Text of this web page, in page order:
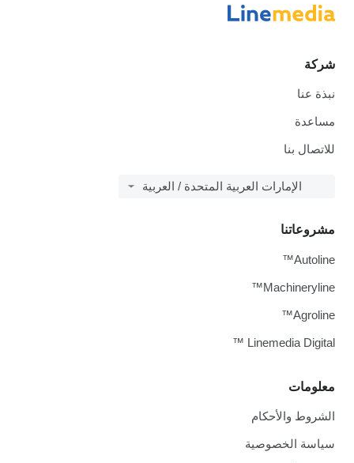
شركة
نبذة عنا
مساعدة
للاتصال بنا
الإمارات العربية المتحدة / العربية
معلومات
الشروط والأحكام
سياسة الخصوصية
مشروعاتنا
Autoline™
Machineryline™
Agroline™
Linemedia Digital ™